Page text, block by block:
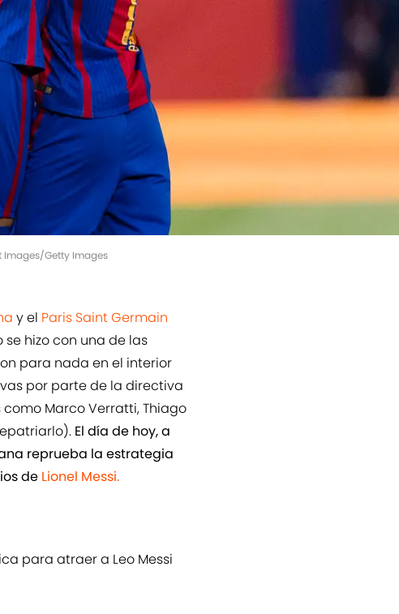
Images/Getty Images
y el Paris Saint Germain
hizo con una de las
para nada en el interior
por parte de la directiva
Marco Verratti, Thiago
El día de hoy, a
reprueba la estrategia
de Lionel Messi.
para atraer a Leo Messi